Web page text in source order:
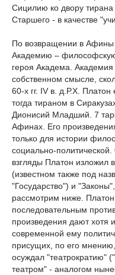
Сицилию ко двору
Старшего - в качестве
По возвращении в Афины
Академию –
героя Академа.
собственном смысле,
60-х гг. IV в. д.Р.Х.
тогда тираном в
Дионисий Младший. 7
Афинах. Его
только для истории
социально-
взгляды Платон изложил
(известном также под
"Государство") и
рассмотрим ниже.
последовательным
произведения дают хотя
современной ему
присущих, по его
осуждал "театрократию"
театром" - аналогом